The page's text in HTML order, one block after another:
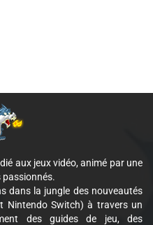
aux jeux vidéo, animé par une
passionnés.
dans la jungle des nouveautés
Nintendo Switch) à travers un
des guides de jeu, des